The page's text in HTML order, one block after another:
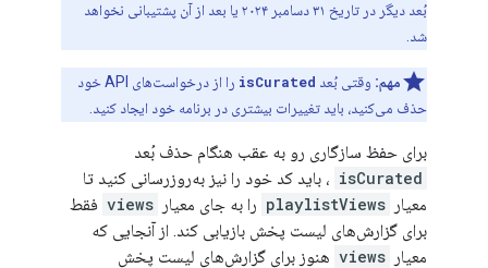
بُعد دیگر در تاریخ ۳۱ دسامبر ۲۰۲۴ یا بعد از آن پشتیبانی نخواهد
شد.
مهم: وقتی بُعد isCurated
را از درخواست‌های API خود
حذف می‌کنید، باید تغییرات بیشتری در برنامه خود ایجاد کنید.
برای حفظ سازگاری رو به عقب هنگام حذف بُعد
isCurated ، باید کد خود را نیز به‌روزرسانی کنید تا
معیار playlistViews را به جای معیار views فقط
برای گزارش‌های لیست پخش بازیابی کند. از آنجایی که
معیار views هنوز برای گزارش‌های لیست پخش